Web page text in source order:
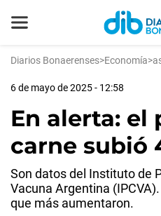
Diarios Bonaerenses>Economía>
6 de mayo de 2025 - 12:58
En alerta: el
carne subió
Son datos del Instituto de
Vacuna Argentina
que más aumentaron.